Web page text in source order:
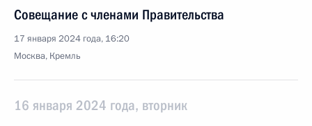
Совещание с членами Правительства
17 января 2024 года, 16:20
Москва, Кремль
16 января 2024 года, вторник